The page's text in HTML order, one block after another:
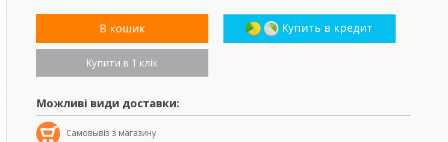
В кошик Купить в кредит
Купити в 1 клік
Можливі види доставки:
Самовывiз з магазину